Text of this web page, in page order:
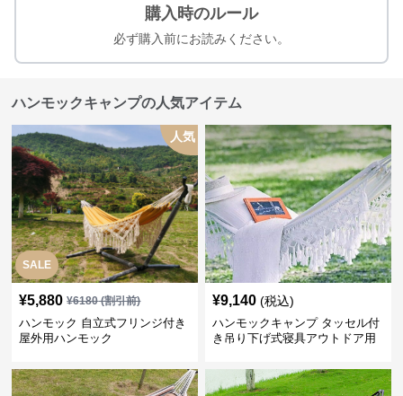
購入時のルール
必ず購入前にお読みください。
ハンモックキャンプの人気アイテム
SALE
人気
¥5,880 ¥6180(割引前)
ハンモック 自立式フリンジ付き
屋外用ハンモック
¥9,140 (税込)
ハンモックキャンプ タッセル付
き吊り下げ式寝具アウトドア用